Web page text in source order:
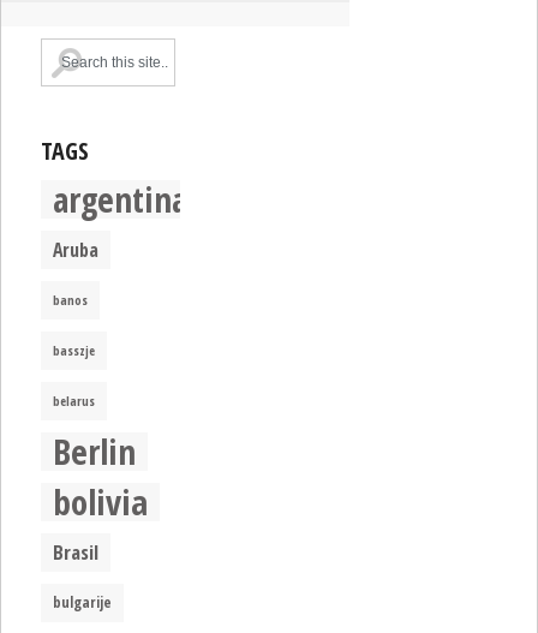
TAGS
argentina
Aruba
banos
basszje
belarus
Berlin
bolivia
Brasil
bulgarije